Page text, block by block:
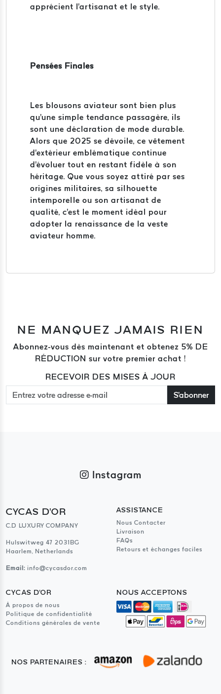
apprécient l'artisanat et le style.
Pensées Finales
Les blousons aviateur sont bien plus
qu'une simple tendance passagère, ils
sont une déclaration de mode durable.
Alors que 2025 se dévoile, ce vêtement
d'extérieur emblématique continue
d'évoluer tout en restant fidèle à son
héritage. Que vous soyez attiré par ses
origines militaires, sa silhouette
intemporelle ou son artisanat de
qualité, c'est le moment idéal pour
adopter la renaissance de la veste
aviateur homme.
NE MANQUEZ JAMAIS RIEN
Abonnez-vous dès maintenant et obtenez 5% DE
RÉDUCTION sur votre premier achat !
RECEVOIR DES MISES À JOUR
S'abonner
Instagram
CYCAS D'OR
C.D LUXURY COMPANY
Hulswitweg 47 2031BG
Haarlem, Netherlands
Email: info@cycasdor.com
ASSISTANCE
Nous Contacter
Livraison
FAQs
Retours et échanges faciles
CYCAS D'OR
À propos de nous
Politique de confidentialité
Conditions générales de vente
NOUS ACCEPTONS
NOS PARTENAIRES :